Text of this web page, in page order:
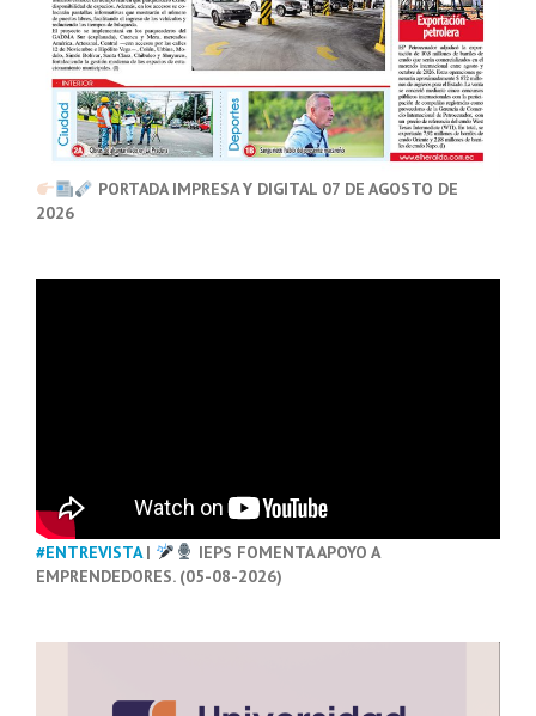
PORTADA IMPRESA Y DIGITAL 07 DE AGOSTO DE
2026
#ENTREVISTA|
IEPS FOMENTA APOYO A
EMPRENDEDORES. (05-08-2026)